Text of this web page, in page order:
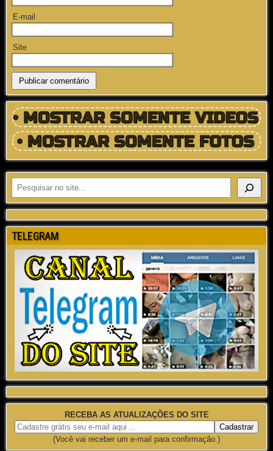
E-mail
Site
TELEGRAM
RECEBA AS ATUALIZAÇÕES DO SITE
(Você vai receber um e-mail para confirmação.)